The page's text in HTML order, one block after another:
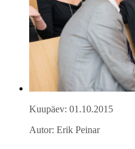
Kuupäev: 01.10.2015
Autor: Erik Peinar